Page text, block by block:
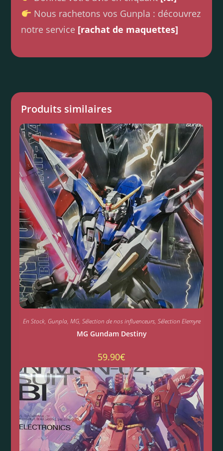
Nous rachetons vos Gunpla : découvrez
notre service [rachat de maquettes]
Produits similaires
En Stock, Gunpla, MG, Sélection de nos influenceurs, Sélection Elemyre
MG Gundam Destiny
59.90€